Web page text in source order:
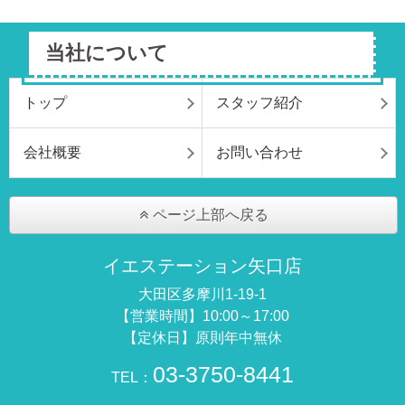
当社について
トップ スタッフ紹介
会社概要 お問い合わせ
ページ上部へ戻る
イエステーション矢口店
大田区多摩川1-19-1
【営業時間】10:00～17:00
【定休日】原則年中無休
TEL： 03-3750-8441